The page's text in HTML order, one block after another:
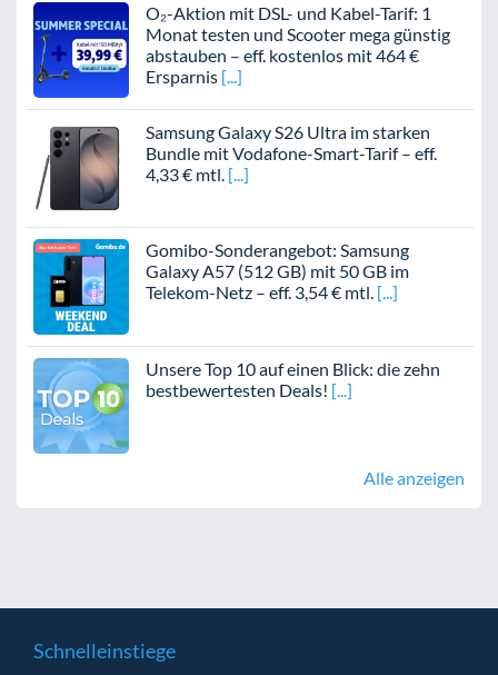
O₂-Aktion mit DSL- und Kabel-Tarif: 1
Monat testen und Scooter mega günstig
abstauben – eff. kostenlos mit 464 €
Ersparnis
Samsung Galaxy S26 Ultra im starken
Bundle mit Vodafone-Smart-Tarif – eff.
4,33 € mtl.
Gomibo-Sonderangebot: Samsung
Galaxy A57 (512 GB) mit 50 GB im
Telekom-Netz – eff. 3,54 € mtl.
Unsere Top 10 auf einen Blick: die zehn
bestbewertesten Deals!
Alle anzeigen
Schnelleinstiege